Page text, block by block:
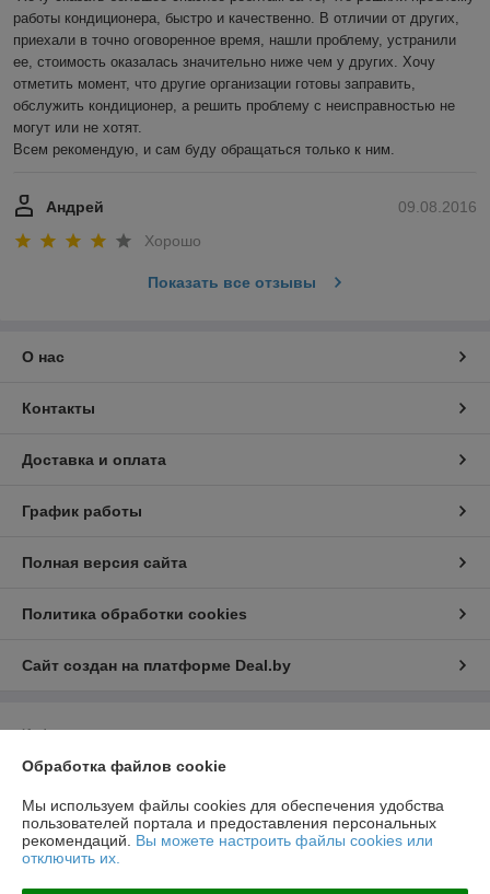
работы кондиционера, быстро и качественно. В отличии от других,
приехали в точно оговоренное время, нашли проблему, устранили
ее, стоимость оказалась значительно ниже чем у других. Хочу
отметить момент, что другие организации готовы заправить,
обслужить кондиционер, а решить проблему с неисправностью не
могут или не хотят.
Всем рекомендую, и сам буду обращаться только к ним.
09.08.2016
Андрей
Хорошо
Показать все отзывы
О нас
Контакты
Доставка и оплата
График работы
Полная версия сайта
Политика обработки cookies
Сайт создан на платформе Deal.by
Информация для покупателя
Юридическое лицо:ООО "ВентДеталь"
Регистрационный номер ЕГР: 591032672
УНП: 591032672
Регистрационный орган: Гродненский городской исполнительный
Обработка файлов cookie
Мы используем файлы cookies для обеспечения удобства
пользователей портала и предоставления персональных
рекомендаций. Вы можете настроить файлы cookies или
отключить их.